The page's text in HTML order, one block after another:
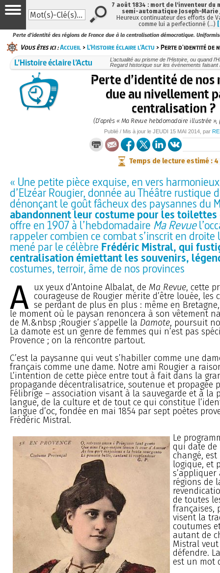
Perte d'identité des régions de France due à la centralisation démocratique.
Vous êtes ici :Accueil >L’Histoire éclaire l’Actu > Perte d'identité de
L’Histoire éclaire l’Actu
L’actualité au prisme de l’Histoire, ou quand
Regard historique sur les événements faisant
Perte d’identité de nos
due au nivellement
centralisation ?
(D’après « Ma Revue hebdomadaire illustrée »,
Publié / Mis à jour le JEUDI 15 MAI 2014 , par
Temps de lecture estimé : 4
« Une petite pièce exquise, en vers
d’Elzéar Rougier, donnée au Théâtre rustique
dénonçant le goût fâcheux des paysannes du
abandonnent leur costume pour les
offre en 1907 à l’hebdomadaire Ma Revue
rappeler combien ce combat s’inscrit en
mené par le célèbre Frédéric Mistral, qui
centralisation émiettant les souvenirs,
costumes, terroir, âme de nos provinces
A ux yeux d’Antoine Albalat, deMa Revue, cette
courageuse de Rougier mérite d’être louée, les
se perdant de plus en plus : même en
le moment où le paysan renoncera à son vêtement
de M.&nbsp ;Rougier s’appelle la Damote, poursuit
La damote est un genre de femmes qui n’est pas
Provence ; on la rencontre partout.
C’est la paysanne qui veut s’habiller comme une
français comme une dame. Notre ami Rougier a
L’intention de cette pièce entre tout à fait dans la
propagande décentralisatrice, soutenue et propagée
Félibrige – association visant à la sauvegarde et à la
langue, de la culture et de tout ce qui constitue
langue d’oc, fondée en mai 1854 par sept poètes
Frédéric Mistral.
Le
qui date de
changé,
logique, et
régions de
de toutes
françaises,
visent la
coutumes
autant de
Mistral
défendre.
est un mot
7 août 1834 : mort de l'inventeur du
semi-automatique Joseph-Marie
Heureux continuateur des efforts de
comme lui a perfectionné (…)